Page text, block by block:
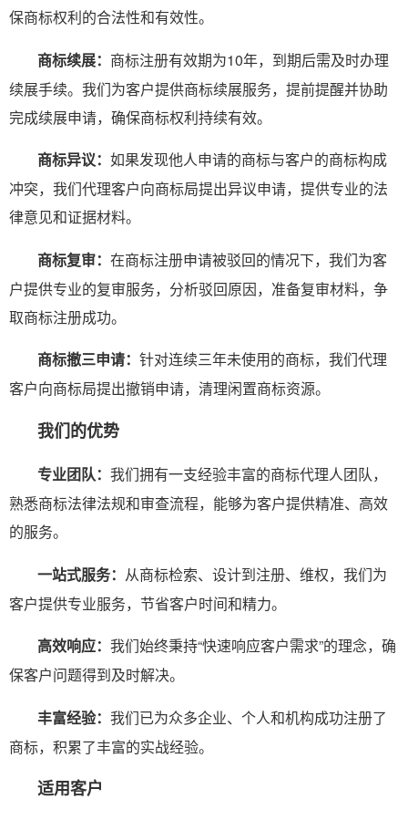
保商标权利的合法性和有效性。
商标续展： 商标注册有效期为10年，到期后需及时办理
续展手续。我们为客户提供商标续展服务，提前提醒并协助
完成续展申请，确保商标权利持续有效。
商标异议： 如果发现他人申请的商标与客户的商标构成
冲突，我们代理客户向商标局提出异议申请，提供专业的法
律意见和证据材料。
商标复审： 在商标注册申请被驳回的情况下，我们为客
户提供专业的复审服务，分析驳回原因，准备复审材料，争
取商标注册成功。
商标撤三申请： 针对连续三年未使用的商标，我们代理
客户向商标局提出撤销申请，清理闲置商标资源。
我们的优势
专业团队： 我们拥有一支经验丰富的商标代理人团队，
熟悉商标法律法规和审查流程，能够为客户提供精准、高效
的服务。
一站式服务： 从商标检索、设计到注册、维权，我们为
客户提供专业服务，节省客户时间和精力。
高效响应： 我们始终秉持“快速响应客户需求”的理念，确
保客户问题得到及时解决。
丰富经验： 我们已为众多企业、个人和机构成功注册了
商标，积累了丰富的实战经验。
适用客户